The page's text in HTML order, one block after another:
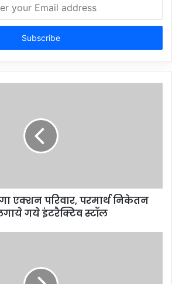
एक्शन परिवार, परमार्थ निकेतन
लगाये गये इंटरैक्टिव स्टॉल